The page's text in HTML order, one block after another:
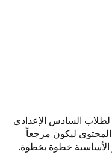
السادس الإعدادي
2027. تم إعداد المحتوى ليكون مرجعاً
الأساسية خطوة بخطوة.